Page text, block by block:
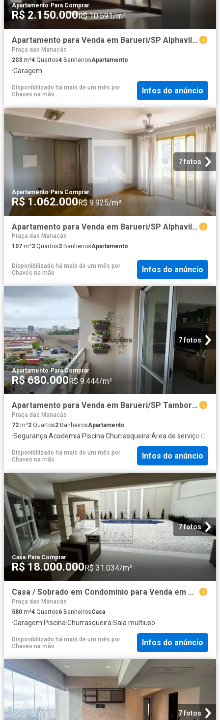
Apartamento· Para Comprar
R$ 2.150.000R$ 10.591/m²
Apartamento para Venda em Barueri/SP Alphaville 4 Quartos
Praça das Manacás
203 m²4 Quartos4 BanheirosApartamento
·Garagem
Disponibilizado há mais de um mês por
Chaves na mão
Infos do anúncio
7 fotos
Apartamento·Para Comprar
R$ 1.062.000R$ 9.925/m²
Apartamento para Venda em Barueri/SP Alphaville 3 Quartos
Praça das Manacás
107 m²3 Quartos3 BanheirosApartamento
Disponibilizado há mais de um mês por
Chaves na mão
Infos do anúncio
7 fotos
Apartamento·Para Comprar
R$ 680.000 R$ 9.444/m²
Apartamento para Venda em Barueri/SP Tamboré 2 Quartos
Praça das Manacás
72 m²2 Quartos2 BanheirosApartamento
·Segurança·Academia·Piscina·Churrasqueira·Área de serviço·
Disponibilizado há mais de um mês por
Chaves na mão
Infos do anúncio
7 fotos
Casa·Para Comprar
R$ 18.000.000R$ 31.034/m²
Casa / Sobrado em Condomínio para Venda em Santana de Parnaíba/SP Alphaville 4 Quartos
Praça das Manacás
580 m²4 Quartos6 BanheirosCasa
·Garagem·Piscina·Churrasqueira·Sala multiuso
Disponibilizado há mais de um mês por
Chaves na mão
Infos do anúncio
7 fotos